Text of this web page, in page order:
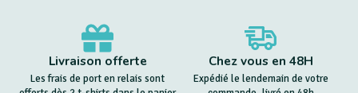
Livraison offerte
Les frais de port en relais sont
Chez vous en 48H
Expédié le lendemain de votre